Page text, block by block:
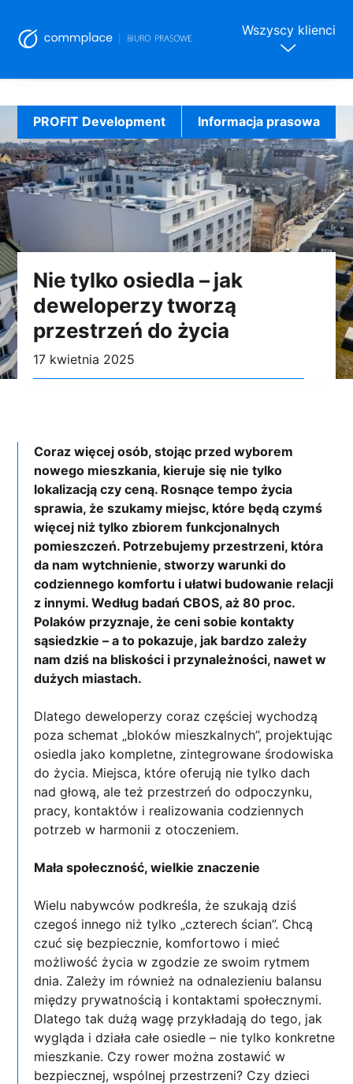
to
content
Wszyscy klienci
Nie tylko osiedla – jak
deweloperzy tworzą
przestrzeń do życia
17 kwietnia 2025
PROFIT Development Informacja prasowa
Coraz więcej osób, stojąc przed wyborem
nowego mieszkania, kieruje się nie tylko
lokalizacją czy ceną. Rosnące tempo życia
sprawia, że szukamy miejsc, które będą czymś
więcej niż tylko zbiorem funkcjonalnych
pomieszczeń. Potrzebujemy przestrzeni, która
da nam wytchnienie, stworzy warunki do
codziennego komfortu i ułatwi budowanie relacji
z innymi. Według badań CBOS, aż 80 proc.
Polaków przyznaje, że ceni sobie kontakty
sąsiedzkie – a to pokazuje, jak bardzo zależy
nam dziś na bliskości i przynależności, nawet w
dużych miastach.
Dlatego deweloperzy coraz częściej wychodzą
poza schemat „bloków mieszkalnych”, projektując
osiedla jako kompletne, zintegrowane środowiska
do życia. Miejsca, które oferują nie tylko dach
nad głową, ale też przestrzeń do odpoczynku,
pracy, kontaktów i realizowania codziennych
potrzeb w harmonii z otoczeniem.
Mała społeczność, wielkie znaczenie
Wielu nabywców podkreśla, że szukają dziś
czegoś innego niż tylko „czterech ścian”. Chcą
czuć się bezpiecznie, komfortowo i mieć
możliwość życia w zgodzie ze swoim rytmem
dnia. Zależy im również na odnalezieniu balansu
między prywatnością i kontaktami społecznymi.
Dlatego tak dużą wagę przykładają do tego, jak
wygląda i działa całe osiedle – nie tylko konkretne
mieszkanie. Czy rower można zostawić w
bezpiecznej, wspólnej przestrzeni? Czy dzieci